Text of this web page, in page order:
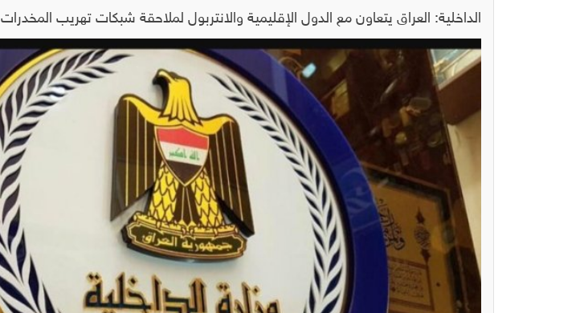
الداخلية: العراق يتعاون مع الدول الإقليمية والانتربول لملاحقة شبكات تهريب المخدرات